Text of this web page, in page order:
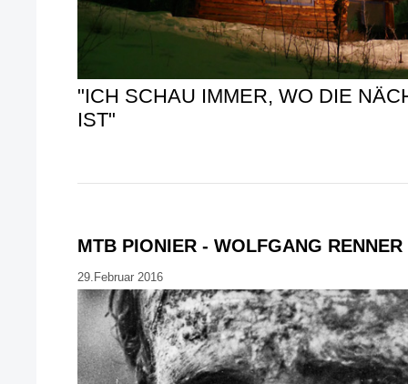
"ICH SCHAU IMMER, WO DIE
IST"
MTB PIONIER - WOLFGANG RENNER
29.Februar 2016